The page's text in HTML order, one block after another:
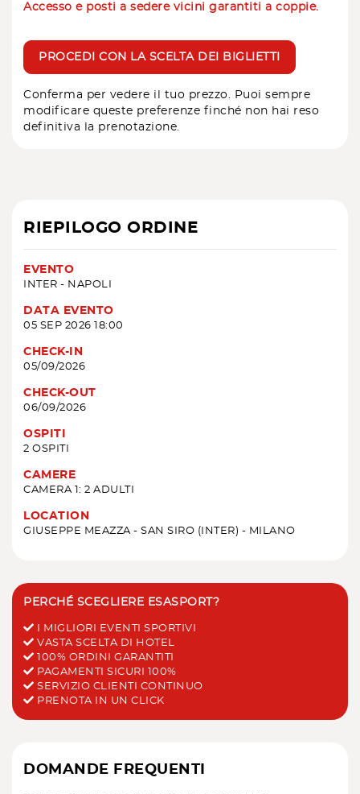
Accesso e posti a sedere vicini garantiti a coppie.
PROCEDI CON LA SCELTA DEI BIGLIETTI
Conferma per vedere il tuo prezzo. Puoi sempre
modificare queste preferenze finché non hai reso
definitiva la prenotazione.
RIEPILOGO ORDINE
EVENTO
INTER - NAPOLI
DATA EVENTO
05 SEP 2026 18:00
CHECK-IN
05/09/2026
CHECK-OUT
06/09/2026
OSPITI
2 OSPITI
CAMERE
CAMERA 1: 2 ADULTI
LOCATION
GIUSEPPE MEAZZA - SAN SIRO (INTER) - MILANO
PERCHÉ SCEGLIERE ESASPORT?
I MIGLIORI EVENTI SPORTIVI
VASTA SCELTA DI HOTEL
100% ORDINI GARANTITI
PAGAMENTI SICURI 100%
SERVIZIO CLIENTI CONTINUO
PRENOTA IN UN CLICK
DOMANDE FREQUENTI